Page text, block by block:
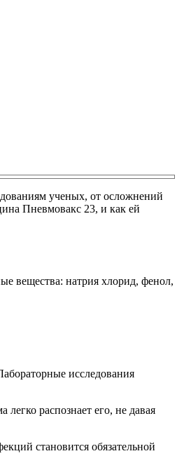
ученых, от осложнений
Пневмовакс 23, и как ей
вещества: натрия хлорид, фенол,
исследования
распознает его, не давая
становится обязательной